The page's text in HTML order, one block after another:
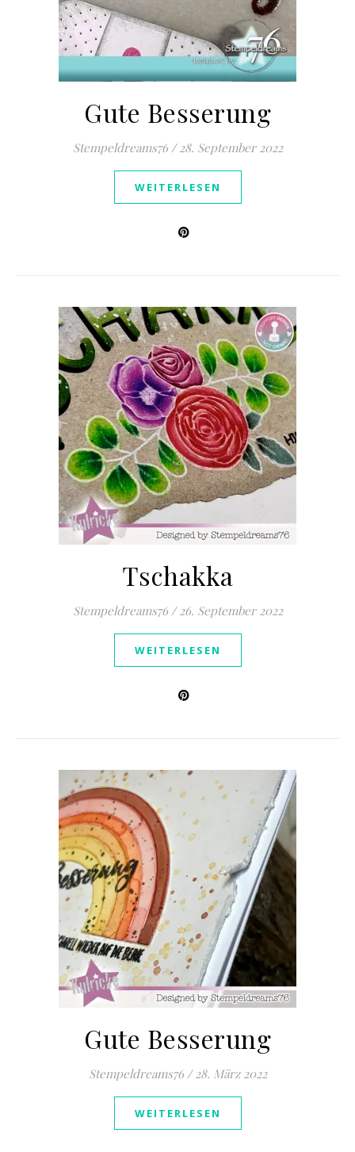
Gute Besserung
Stempeldreams76 / 28. September 2022
WEITERLESEN
Tschakka
Stempeldreams76 / 26. September 2022
WEITERLESEN
Gute Besserung
Stempeldreams76 / 28. März 2022
WEITERLESEN